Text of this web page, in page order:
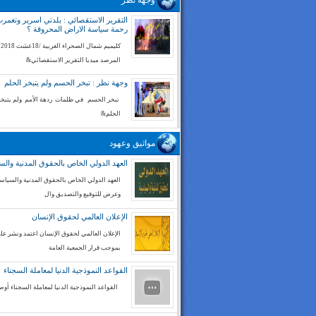
التقرير الاستقصائي : بلدتي اسرير
رحمة سياسة الاراض المحروقة ؟
المرصد ميديا التقرير الاستقصائي&
وجهة نظر : تبخر الحسم ولم يتبخر الحلم
تبخر الحسم في ظلمات ردهة الأمم ولم
الحلم&
مواثيق وعهود
العهد الدولي الخاص بالحقوق المدنية
العهد الدولي الخاص بالحقوق المدنية
وعرض للتوقيع والتصديق وال
الإعلان العالمي لحقوق الإنسان
الإعلان العالمي لحقوق الإنسان اعتمد ونشر
بموجب قرار الجمعية العامة
القواعد النموذجية الدنيا لمعاملة السجناء
القواعد النموذجية الدنيا لمعاملة السجناء